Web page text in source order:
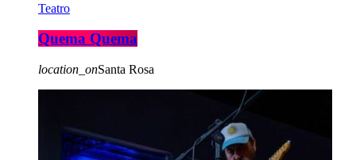
Teatro
Quema Quema
location_onSanta Rosa